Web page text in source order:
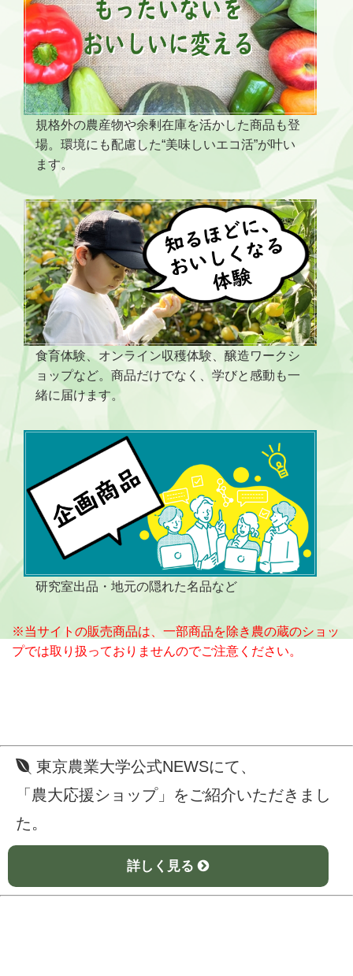
規格外の農産物や余剰在庫を活かした商品も登
場。環境にも配慮した“美味しいエコ活”が叶い
ます。
食育体験、オンライン収穫体験、醸造ワークシ
ョップなど。商品だけでなく、学びと感動も一
緒に届けます。
研究室出品・地元の隠れた名品など
※当サイトの販売商品は、一部商品を除き農の蔵のショッ
プでは取り扱っておりませんのでご注意ください。
東京農業大学公式NEWSにて、
「農大応援ショップ」をご紹介いただきまし
た。
詳しく見る